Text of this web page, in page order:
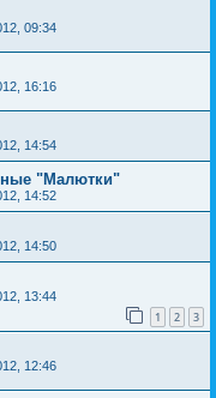
09:34
16:16
14:54
"Малютки"
14:52
14:50
13:44
1 2 3
12:46